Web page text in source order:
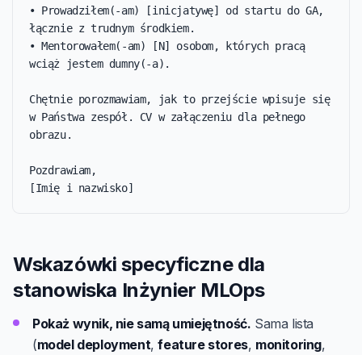
• Prowadziłem(-am) [inicjatywę] od startu do GA,
łącznie z trudnym środkiem.
• Mentorowałem(-am) [N] osobom, których pracą
wciąż jestem dumny(-a).
Chętnie porozmawiam, jak to przejście wpisuje się
w Państwa zespół. CV w załączeniu dla pełnego
obrazu.
Pozdrawiam,
[Imię i nazwisko]
Wskazówki specyficzne dla
stanowiska Inżynier MLOps
Pokaż wynik, nie samą umiejętność. Sama lista
(model deployment,feature stores, monitoring,